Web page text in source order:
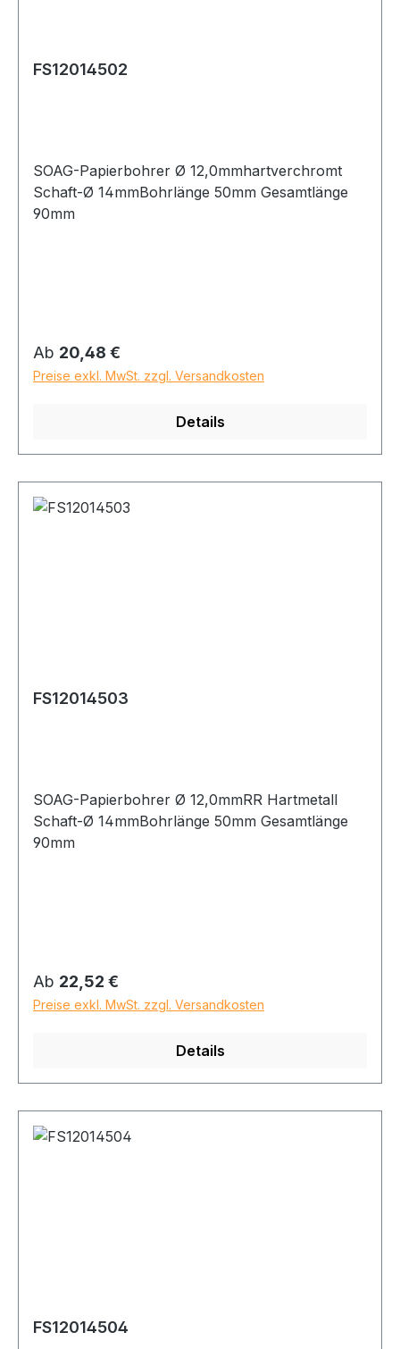
FS12014502
SOAG-Papierbohrer Ø 12,0mmhartverchromt
Schaft-Ø 14mmBohrlänge 50mm Gesamtlänge
90mm
Regulärer Preis:
Ab 20,48 €
Preise exkl. MwSt. zzgl. Versandkosten
Details
FS12014503
SOAG-Papierbohrer Ø 12,0mmRR Hartmetall
Schaft-Ø 14mmBohrlänge 50mm Gesamtlänge
90mm
Regulärer Preis:
Ab 22,52 €
Preise exkl. MwSt. zzgl. Versandkosten
Details
FS12014504